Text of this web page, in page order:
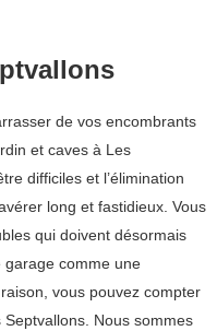
de vos encombrants
et caves à Les
difficiles et l’élimination
long et fastidieux. Vous
qui doivent désormais
garage comme une
vous pouvez compter
Nous sommes